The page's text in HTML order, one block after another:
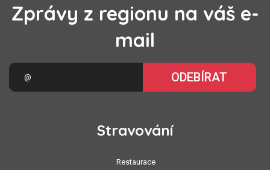
Zprávy z regionu na váš e-
mail
ODEBÍRAT
Stravování
Restaurace